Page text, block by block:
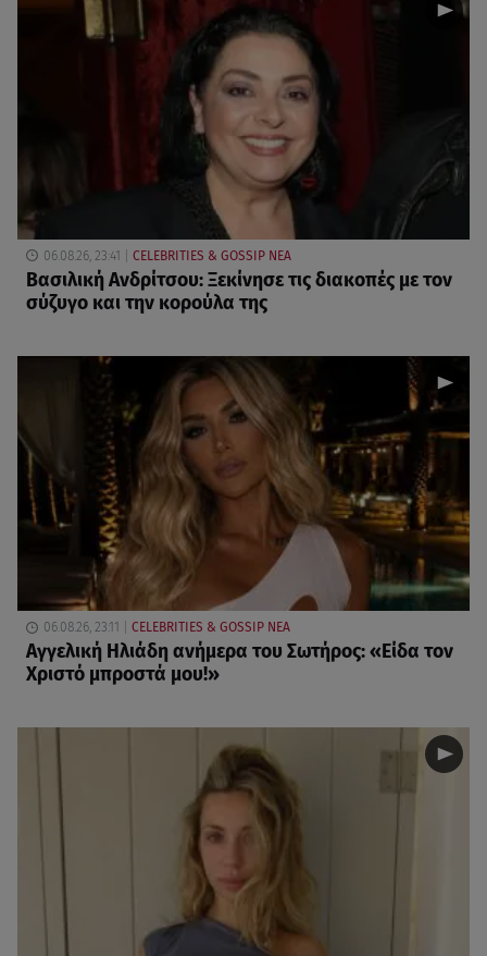
06.08.26, 23:41 CELEBRITIES & GOSSIP ΝΕΑ
Βασιλική Ανδρίτσου: Ξεκίνησε τις διακοπές με τον
σύζυγο και την κορούλα της
06.08.26, 23:11 CELEBRITIES & GOSSIP ΝΕΑ
Αγγελική Ηλιάδη ανήμερα του Σωτήρος: «Είδα τον
Χριστό μπροστά μου!»